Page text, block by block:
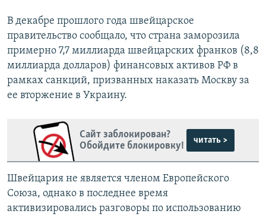
В декабре прошлого года швейцарское
правительство сообщало, что страна заморозила
примерно 7,7 миллиарда швейцарских франков (8,8
миллиарда долларов) финансовых активов РФ в
рамках санкций, призванных наказать Москву за
ее вторжение в Украину.
Сайт заблокирован?
Обойдите блокировку!
читать >
Швейцария не является членом Европейского
Союза, однако в последнее время
активизировались разговоры по использованию